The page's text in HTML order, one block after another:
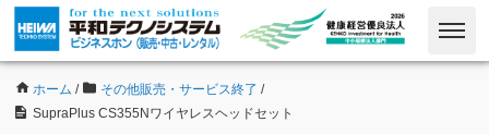
ホーム / その他販売・サービス終了 /
SupraPlus CS355Nワイヤレスヘッドセット